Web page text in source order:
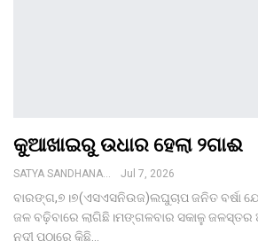
କୁଆଖାଇରୁ ଉଧାର ହେଲା ୨ଗାଈ
SATYA SANDHANA DESK Jul 7, 2026
ବାରଙ୍ଗ,୭।୭(ଏସଏସନିଉଜ)ଲଘୁଚାପ ଜନିତ ବର୍ଷା
ଜଳ ବଢ଼ିବାରେ ଲାଗିଛି।ମଙ୍ଗଳବାର ସକାଳୁ
ନଦୀ ପଠାରେ କିଛି…